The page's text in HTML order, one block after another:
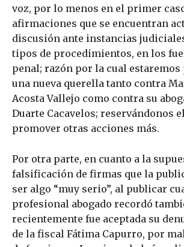
voz, por lo menos en el primer
afirmaciones que se encuentran
discusión ante instancias
tipos de procedimientos, en los
penal; razón por la cual
una nueva querella tanto contra
Acosta Vallejo como contra su
Duarte Cacavelos; reservándonos
promover otras acciones más.
Por otra parte, en cuanto a la
falsificación de firmas que la
ser algo “muy serio”, al publicar
profesional abogado recordó
recientemente fue aceptada su
de la fiscal Fátima Capurro, por